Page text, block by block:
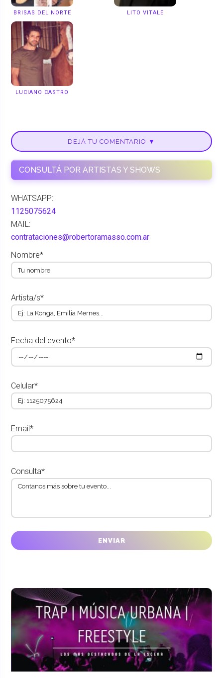
BRISAS DEL NORTE LITO VITALE
LUCIANO CASTRO
DEJÁ TU COMENTARIO ▼
CONSULTÁ POR ARTISTAS Y SHOWS
WHATSAPP:
1125075624
MAIL:
contrataciones@robertoramasso.com.ar
Nombre*
Artista/s*
Fecha del evento*
Celular*
Email*
Consulta*